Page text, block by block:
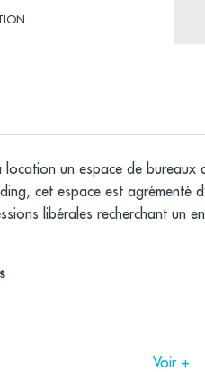
location un espace de
cet espace est agrémenté
libérales recherchant un
Voir +